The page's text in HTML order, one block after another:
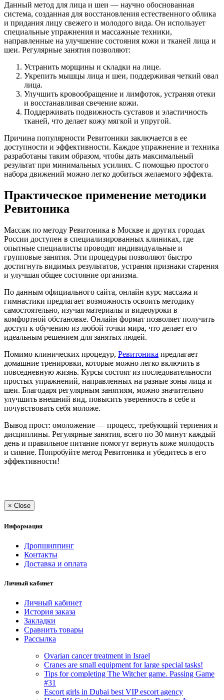
Данный метод для лица и шеи — научно обоснованная
система, созданная для восстановления естественного облика
и придания лицу свежего и молодого вида. Он использует
специальные упражнения и массажные техники,
направленные на улучшение состояния кожи и тканей лица и
шеи. Регулярные занятия позволяют:
Устранить морщины и складки на лице.
Укрепить мышцы лица и шеи, поддерживая четкий овал
лица.
Улучшить кровообращение и лимфоток, устраняя отеки
и восстанавливая свечение кожи.
Поддерживать подвижность суставов и эластичность
тканей, что делает кожу мягкой и упругой.
Причина популярности Ревитоники заключается в ее
доступности и эффективности. Каждое упражнение и техника
разработаны таким образом, чтобы дать максимальный
результат при минимальных усилиях. С помощью простого
набора движений можно легко добиться желаемого эффекта.
Практическое применение методики
Ревитоника
Массаж по методу Ревитоника в Москве и других городах
России доступен в специализированных клиниках, где
опытные специалисты проводят индивидуальные и
групповые занятия. Эти процедуры позволяют быстро
достигнуть видимых результатов, устраняя признаки старения
и улучшая общее состояние организма.
По данным официального сайта, онлайн курс массажа и
гимнастики предлагает возможность освоить методику
самостоятельно, изучая материалы и видеоуроки в
комфортной обстановке. Онлайн формат позволяет получить
доступ к обучению из любой точки мира, что делает его
идеальным решением для занятых людей.
Помимо клинических процедур, Ревитоника предлагает
домашние тренировки, которые можно легко включить в
повседневную жизнь. Курсы состоят из последовательности
простых упражнений, направленных на разные зоны лица и
шеи. Благодаря регулярным занятиям, можно значительно
улучшить внешний вид, повысить уверенность в себе и
почувствовать себя моложе.
Вывод прост: омоложение — процесс, требующий терпения и
дисциплины. Регулярные занятия, всего по 30 минут каждый
день и правильное питание помогут вернуть коже молодость
и сияние. Попробуйте метод Ревитоника и убедитесь в его
эффективности!
× Close
Информация
Дропшиппинг
Контакты
Доставка и оплата
Личный кабинет
Личный кабинет
История заказа
Закладки
Сравнить товары
Рассылка
Ovarian cancer treatment in Israel
Cranes are small equipment for large special tasks!
Tips for completing The Witcher game. Passing Game
#31
Escort girls in Dubai best VIP escort agency